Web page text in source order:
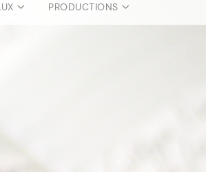
PRODUCTIONS